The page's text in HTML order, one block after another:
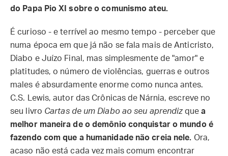
do Papa Pio XI sobre o comunismo ateu.
É curioso - e terrível ao mesmo tempo - perceber que
numa época em que já não se fala mais de Anticristo,
Diabo e Juízo Final, mas simplesmente de "amor" e
platitudes, o número de violências, guerras e outros
males é absurdamente enorme como nunca antes.
C.S. Lewis, autor das Crônicas de Nárnia, escreve no
seu livro Cartas de um Diabo ao seu aprendizque a
melhor maneira de o demônio conquistar o mundo é
fazendo com que a humanidade não creia nele. Ora,
acaso não está cada vez mais comum encontrar